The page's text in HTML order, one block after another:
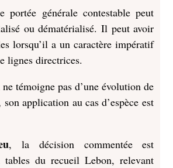
portée générale contestable peut
ou dématérialisé. Il peut avoir
lorsqu’il a un caractère impératif
lignes directrices.
témoigne pas d’une évolution de
application au cas d’espèce est
, la décision commentée est
tables du recueil Lebon, relevant